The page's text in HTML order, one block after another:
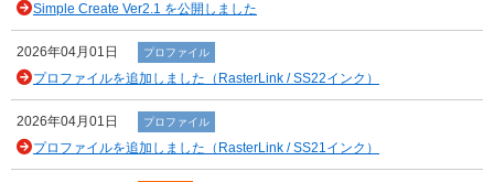
Simple Create Ver2.1 を公開しました
2026年04月01日 プロファイル
プロファイルを追加しました（RasterLink / SS22インク）
2026年04月01日 プロファイル
プロファイルを追加しました（RasterLink / SS21インク）